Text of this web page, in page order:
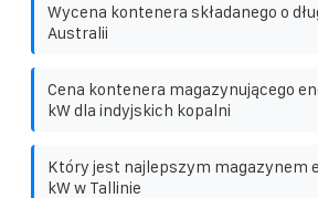
Wycena kontenera składanego o
Australii
Cena kontenera magazynującego
kW dla indyjskich kopalni
Który jest najlepszym magazynem
kW w Tallinie